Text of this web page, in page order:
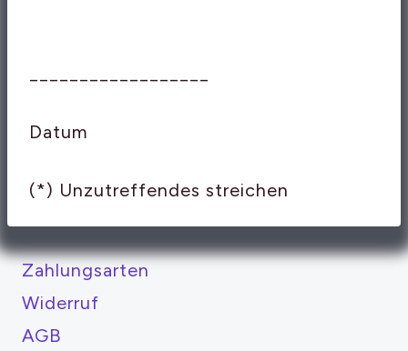
__________________
Datum
(*) Unzutreffendes streichen
Zahlungsarten
Widerruf
AGB